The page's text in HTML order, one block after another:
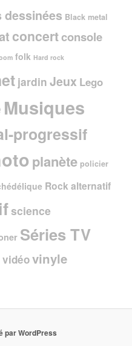
dessinées Black metal
concertconsole
folk Hard rock
jardin Jeux Lego
Musiques
progressif
planète policier
Rock alternatif
science
Séries TV
vidéovinyle
par WordPress